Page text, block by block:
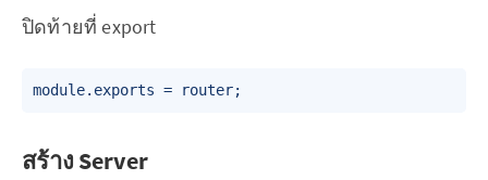
ปิดท้ายที่ export
สร้าง Server